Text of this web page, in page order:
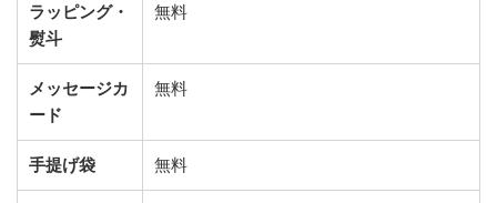
ラッピング・
熨斗
無料
メッセージカ
ード
無料
手提げ袋 無料